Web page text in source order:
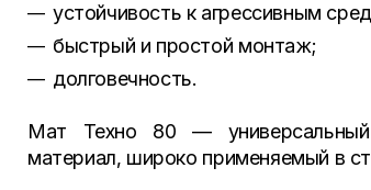
устойчивость к агрессивным
быстрый и простой монтаж;
долговечность.
Мат Техно 80 — универсальный
материал, широко применяемый в